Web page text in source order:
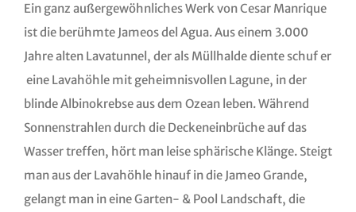
Ein ganz außergewöhnliches Werk von Cesar Manrique
ist die berühmte Jameos del Agua. Aus einem 3.000
Jahre alten Lavatunnel, der als Müllhalde diente schuf er
eine Lavahöhle mit geheimnisvollen Lagune, in der
blinde Albinokrebse aus dem Ozean leben. Während
Sonnenstrahlen durch die Deckeneinbrüche auf das
Wasser treffen, hört man leise sphärische Klänge. Steigt
man aus der Lavahöhle hinauf in die Jameo Grande,
gelangt man in eine Garten- & Pool Landschaft, die